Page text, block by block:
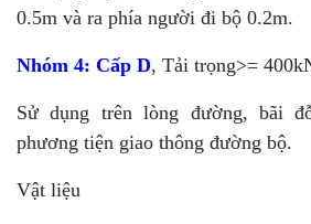
0.5m và ra phía người đi bộ 0.2m.
Nhóm 4: Cấp D, Tải trọng>=
Sử dụng trên lòng đường, bãi
phương tiện giao thông đường bộ.
Vật liệu